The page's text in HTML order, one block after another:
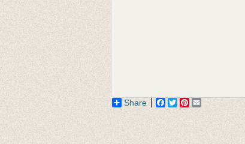
Share Facebook
TwitterPinterest